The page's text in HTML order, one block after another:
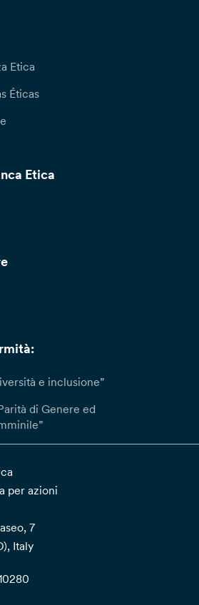
Etica
Éticas
Etica
e inclusione”
di Genere ed
per azioni
7
Italy